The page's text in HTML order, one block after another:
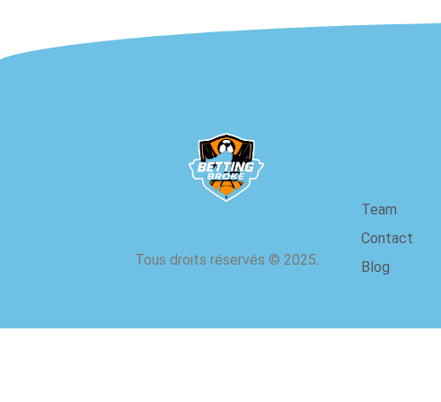
Tous droits réservés © 2025.
Team
Contact
Blog